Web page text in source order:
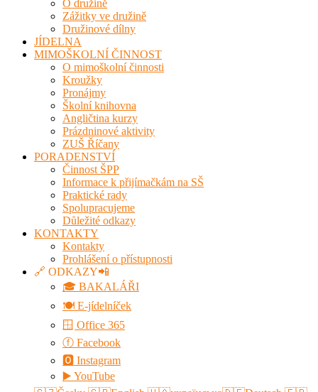
O družině
Zážitky ve družině
Družinové dílny
JÍDELNA
MIMOŠKOLNÍ ČINNOST
O mimoškolní činnosti
Kroužky
Pronájmy
Školní knihovna
Angličtina kurzy
Prázdninové aktivity
ZUŠ Říčany
PORADENSTVÍ
Činnost ŠPP
Informace k přijímačkám na SŠ
Praktické rady
Spolupracujeme
Důležité odkazy
KONTAKTY
Kontakty
Prohlášení o přístupnosti
🔗 ODKAZY📲
🎓 BAKALÁŘI
🍽️ E-jídelníček
🪟 Office 365
ⓕ Facebook
🅾 Instagram
▶️ YouTube